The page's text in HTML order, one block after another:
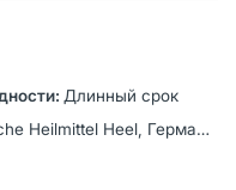
Длинный срок
Biologische Heilmittel Heel, Германия